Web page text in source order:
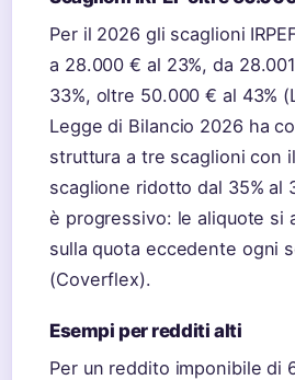
Per il 2026 gli scaglioni
a 28.000 € al 23%, da
33%, oltre 50.000 € al 43%
Legge di Bilancio 2026 ha
struttura a tre scaglioni con
scaglione ridotto dal 35% al
è progressivo: le aliquote si
sulla quota eccedente ogni
(Coverflex).
Esempi per redditi alti
Per un reddito imponibile di